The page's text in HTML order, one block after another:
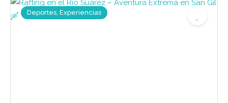
Deportes, Experiencias